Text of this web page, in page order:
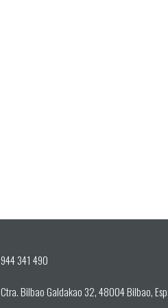
944 341 490
Ctra. Bilbao Galdakao 32, 48004 Bilbao,